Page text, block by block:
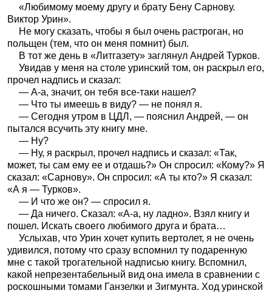
«Любимому моему другу и брату Бену Сарнову.
Виктор Урин».
Не могу сказать, чтобы я был очень растроган, но
польщен (тем, что он меня помнит) был.
В тот же день в «Литгазету» заглянул Андрей Турков.
Увидав у меня на столе уринский том, он раскрыл его,
прочел надпись и сказал:
— A-а, значит, он тебя все-таки нашел?
— Что ты имеешь в виду? — не понял я.
— Сегодня утром в ЦДЛ, — пояснил Андрей, — он
пытался всучить эту книгу мне.
— Ну?
— Ну, я раскрыл, прочел надпись и сказал: «Так,
может, ты сам ему ее и отдашь?» Он спросил: «Кому?» Я
сказал: «Сарнову». Он спросил: «А ты кто?» Я сказал:
«А я — Турков».
— И что же он? — спросил я.
— Да ничего. Сказал: «A-а, ну ладно». Взял книгу и
пошел. Искать своего любимого друга и брата…
Услыхав, что Урин хочет купить вертолет, я не очень
удивился, потому что сразу вспомнил ту подаренную
мне с такой трогательной надписью книгу. Вспомнил,
какой непрезентабельный вид она имела в сравнении с
роскошными томами Ганзелки и Зигмунта. Ход уринской